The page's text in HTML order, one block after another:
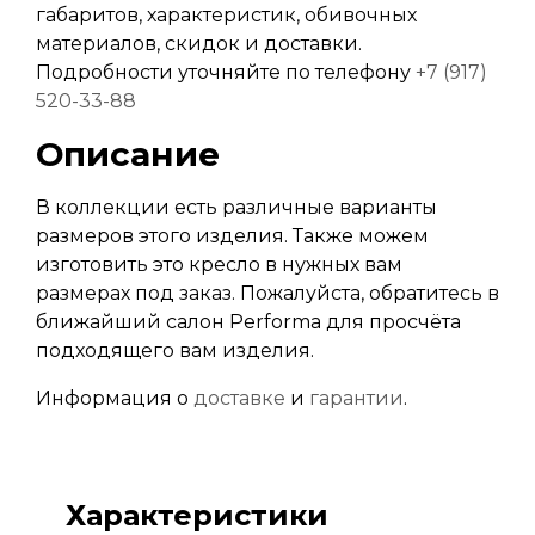
габаритов, характеристик, обивочных
материалов, скидок и доставки.
Подробности уточняйте по телефону +7 (917)
520-33-88
Описание
В коллекции есть различные варианты
размеров этого изделия. Также можем
изготовить это кресло в нужных вам
размерах под заказ. Пожалуйста, обратитесь в
ближайший салон Performa для просчёта
подходящего вам изделия.
Информация о доставке и гарантии.
Характеристики